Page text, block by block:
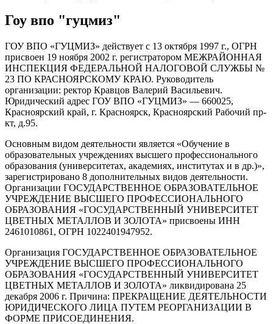
Гоу впо "гуцмиз"
ГОУ ВПО «ГУЦМИЗ» действует с 13 октября 1997 г., ОГРН
присвоен 19 ноября 2002 г. регистратором МЕЖРАЙОННАЯ
ИНСПЕКЦИЯ ФЕДЕРАЛЬНОЙ НАЛОГОВОЙ СЛУЖБЫ №
23 ПО КРАСНОЯРСКОМУ КРАЮ. Руководитель
организации: ректор Кравцов Валерий Васильевич.
Юридический адрес ГОУ ВПО «ГУЦМИЗ» — 660025,
Красноярский край, г. Красноярск, Красноярский Рабочий пр-
кт, д.95.
Основным видом деятельности является «Обучение в
образовательных учреждениях высшего профессионального
образования (университетах, академиях, институтах и в др.)»,
зарегистрировано 8 дополнительных видов деятельности.
Организации ГОСУДАРСТВЕННОЕ ОБРАЗОВАТЕЛЬНОЕ
УЧРЕЖДЕНИЕ ВЫСШЕГО ПРОФЕССИОНАЛЬНОГО
ОБРАЗОВАНИЯ «ГОСУДАРСТВЕННЫЙ УНИВЕРСИТЕТ
ЦВЕТНЫХ МЕТАЛЛОВ И ЗОЛОТА» присвоены ИНН
2461010861, ОГРН 1022401947952.
Организация ГОСУДАРСТВЕННОЕ ОБРАЗОВАТЕЛЬНОЕ
УЧРЕЖДЕНИЕ ВЫСШЕГО ПРОФЕССИОНАЛЬНОГО
ОБРАЗОВАНИЯ «ГОСУДАРСТВЕННЫЙ УНИВЕРСИТЕТ
ЦВЕТНЫХ МЕТАЛЛОВ И ЗОЛОТА» ликвидирована 25
декабря 2006 г. Причина: ПРЕКРАЩЕНИЕ ДЕЯТЕЛЬНОСТИ
ЮРИДИЧЕСКОГО ЛИЦА ПУТЕМ РЕОРГАНИЗАЦИИ В
ФОРМЕ ПРИСОЕДИНЕНИЯ.